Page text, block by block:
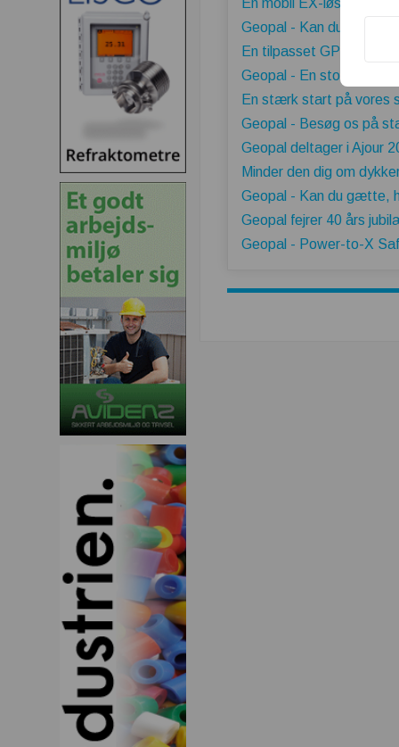
En mobil EX-løsning til
Geopal - Kan du huske
En tilpasset GP-SA-2-
Geopal - En stor tak til
En stærk start på vores
Geopal - Besøg os på
Geopal deltager i Ajour
Minder den dig om
Geopal - Kan du gætte,
Geopal fejrer 40 års
Geopal - Power-to-X